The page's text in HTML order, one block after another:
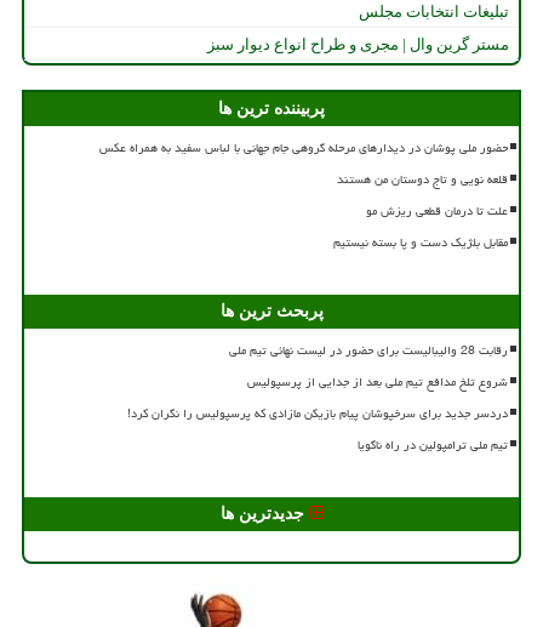
تبلیغات انتخابات مجلس
مستر گرین وال | مجری و طراح انواع دیوار سبز
پربیننده ترین ها
حضور ملی پوشان در دیدارهای مرحله گروهی جام جهانی با لباس سفید به همراه عکس
قلعه نویی و تاج دوستان من هستند
علت تا درمان قطعی ریزش مو
مقابل بلژیک دست و پا بسته نیستیم
پربحث ترین ها
رقابت 28 والیبالیست برای حضور در لیست نهائی تیم ملی
شروع تلخ مدافع تیم ملی بعد از جدایی از پرسپولیس
دردسر جدید برای سرخپوشان پیام بازیکن مازادی که پرسپولیس را نگران کرد!
تیم ملی ترامپولین در راه ناگویا
جدیدترین ها